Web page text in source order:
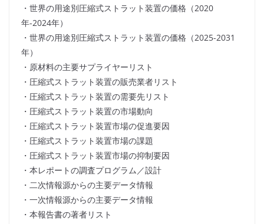
・世界の用途別圧縮式ストラット装置の価格（2020
年-2024年）
・世界の用途別圧縮式ストラット装置の価格（2025-2031
年）
・原材料の主要サプライヤーリスト
・圧縮式ストラット装置の販売業者リスト
・圧縮式ストラット装置の需要先リスト
・圧縮式ストラット装置の市場動向
・圧縮式ストラット装置市場の促進要因
・圧縮式ストラット装置市場の課題
・圧縮式ストラット装置市場の抑制要因
・本レポートの調査プログラム／設計
・二次情報源からの主要データ情報
・一次情報源からの主要データ情報
・本報告書の著者リスト